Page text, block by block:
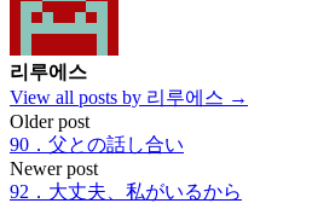
리루에스
View all posts by 리루에스 →
Post
navigation
Older post
90．父との話し合い
Newer post
92．大丈夫、私がいるから